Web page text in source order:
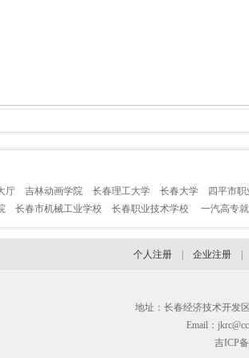
厅 吉林动画学院 长春理工大学 长春大学
四平市
长春市机械工业学校 长春职业技术学校 一汽高专
个人注册 企业注册
地址：长春经济技术开发
Email：
吉ICP